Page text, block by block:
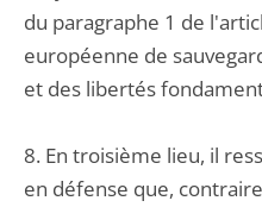
du paragraphe 1 de
européenne de
et des libertés
8. En troisième lieu, il
en défense que,